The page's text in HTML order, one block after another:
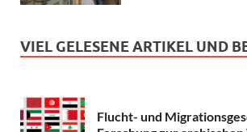
VIEL GELESENE ARTIKEL UND
Flucht- und